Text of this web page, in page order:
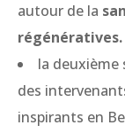
autour de la
régénératives.
la deuxième
des
inspirants en